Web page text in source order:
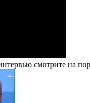
смотрите на